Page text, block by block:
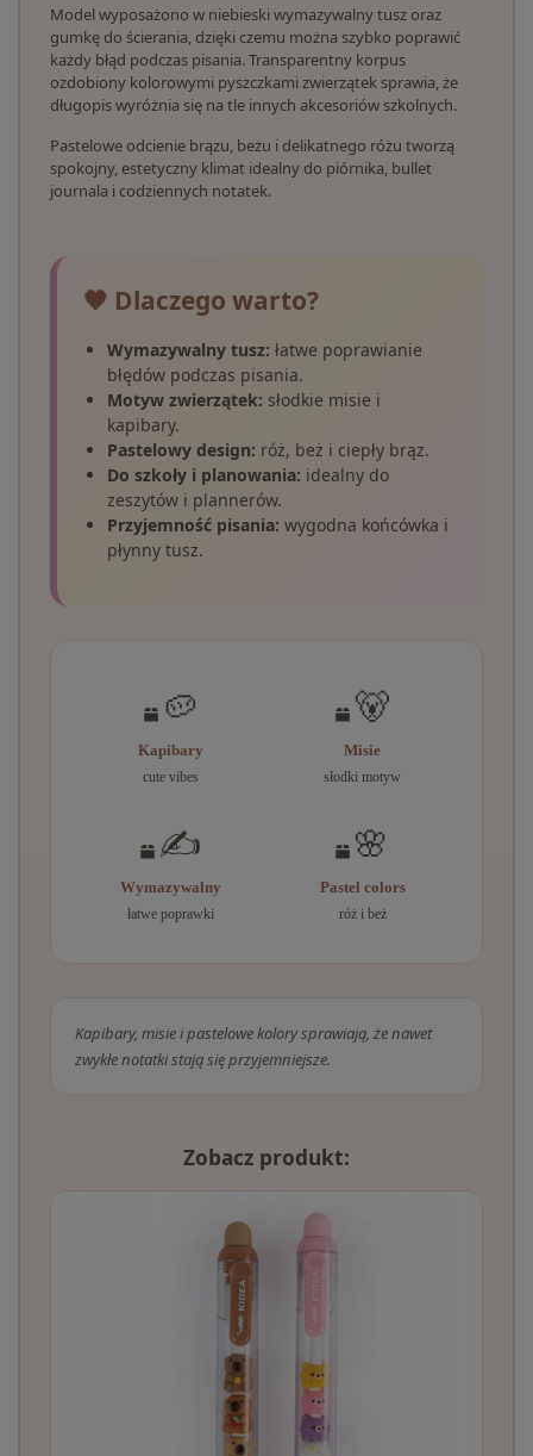
Model wyposażono w niebieski wymazywalny tusz oraz
gumkę do ścierania, dzięki czemu można szybko poprawić
każdy błąd podczas pisania. Transparentny korpus
ozdobiony kolorowymi pyszczkami zwierzątek sprawia, że
długopis wyróżnia się na tle innych akcesoriów szkolnych.
Pastelowe odcienie brązu, beżu i delikatnego różu tworzą
spokojny, estetyczny klimat idealny do piórnika, bullet
journala i codziennych notatek.
🤎 Dlaczego warto?
Wymazywalny tusz: łatwe poprawianie
błędów podczas pisania.
Motyw zwierzątek: słodkie misie i
kapibary.
Pastelowy design: róż, beż i ciepły brąz.
Do szkoły i planowania: idealny do
zeszytów i plannerów.
Przyjemność pisania: wygodna końcówka i
płynny tusz.
🥔
Kapibary
cute vibes
🐻
Misie
słodki motyw
✍️
Wymazywalny
łatwe poprawki
🌸
Pastel colors
róż i beż
Kapibary, misie i pastelowe kolory sprawiają, że nawet
zwykłe notatki stają się przyjemniejsze.
Zobacz produkt: